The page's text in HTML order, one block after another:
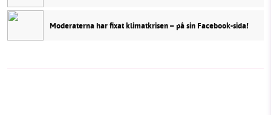
Moderaterna har fixat klimatkrisen – på sin Facebook-sida!